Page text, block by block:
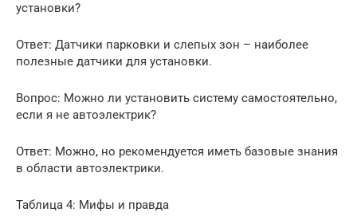
установки?
Ответ: Датчики парковки и слепых зон – наиболее
полезные датчики для установки.
Вопрос: Можно ли установить систему самостоятельно,
если я не автоэлектрик?
Ответ: Можно, но рекомендуется иметь базовые знания
в области автоэлектрики.
Таблица 4: Мифы и правда